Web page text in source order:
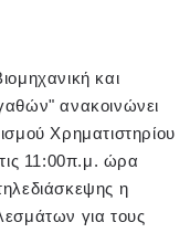
και
ανακοινώνει
Χρηματιστηρίου
11:00π.μ. ώρα
η
για τους